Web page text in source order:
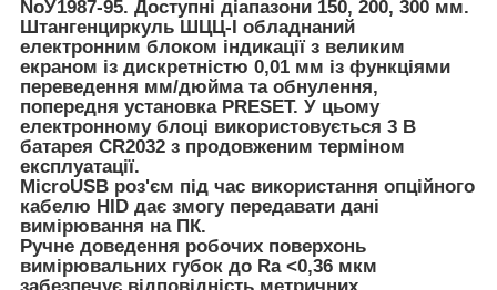
NoУ1987-95. Доступні діапазони 150, 200, 300 мм.
Штангенциркуль ШЦЦ-I обладнаний
електронним блоком індикації з великим
екраном із дискретністю 0,01 мм із функціями
переведення мм/дюйма та обнулення,
попередня установка PRESET. У цьому
електронному блоці використовується 3 В
батарея CR2032 з продовженим терміном
експлуатації.
MicroUSB роз'єм під час використання опційного
кабелю HID дає змогу передавати дані
вимірювання на ПК.
Ручне доведення робочих поверхонь
вимірювальних губок до Ra <0,36 мкм
забезпечує відповідність метричних